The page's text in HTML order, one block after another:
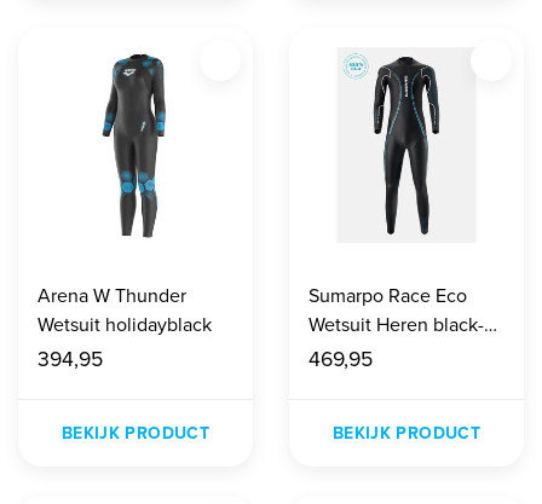
Arena W Thunder
Wetsuit holidayblack
394,95
BEKIJK PRODUCT
Sumarpo Race Eco
Wetsuit Heren black-
blue-white
469,95
BEKIJK PRODUCT